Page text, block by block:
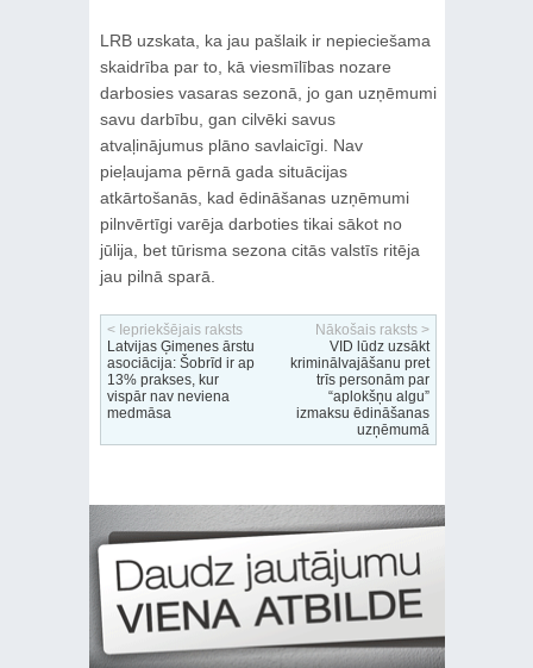
LRB uzskata, ka jau pašlaik ir nepieciešama
skaidrība par to, kā viesmīlības nozare
darbosies vasaras sezonā, jo gan uzņēmumi
savu darbību, gan cilvēki savus
atvaļinājumus plāno savlaicīgi. Nav
pieļaujama pērnā gada situācijas
atkārtošanās, kad ēdināšanas uzņēmumi
pilnvērtīgi varēja darboties tikai sākot no
jūlija, bet tūrisma sezona citās valstīs ritēja
jau pilnā sparā.
< Iepriekšējais raksts
Latvijas Ģimenes ārstu
asociācija: Šobrīd ir ap
13% prakses, kur
vispār nav neviena
medmāsa
Nākošais raksts >
VID lūdz uzsākt
kriminālvajāšanu pret
trīs personām par
“aplokšņu algu”
izmaksu ēdināšanas
uzņēmumā